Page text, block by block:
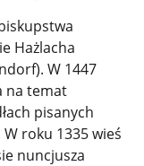
Hażlacha
W 1447
na temat
pisanych
roku 1335 wieś
nuncjusza